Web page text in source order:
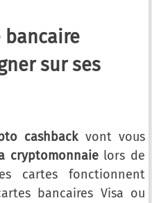
bancaire
sur ses
cashbackvont vous
cryptomonnaielors de
cartes fonctionnent
bancaires Visa ou